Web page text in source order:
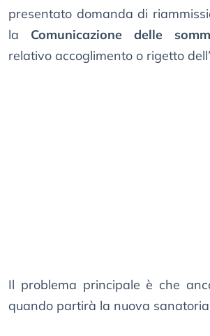
presentato domanda di
la Comunicazione delle
relativo accoglimento o rigetto
Il problema principale è che
quando partirà la nuova